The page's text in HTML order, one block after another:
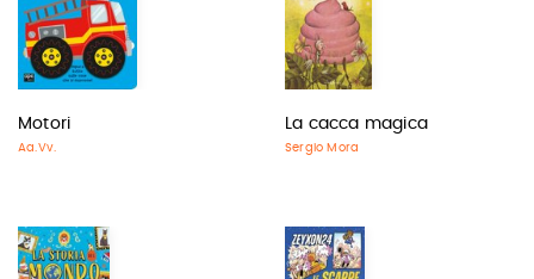
Motori
Aa.Vv.
La cacca magica
Sergio Mora